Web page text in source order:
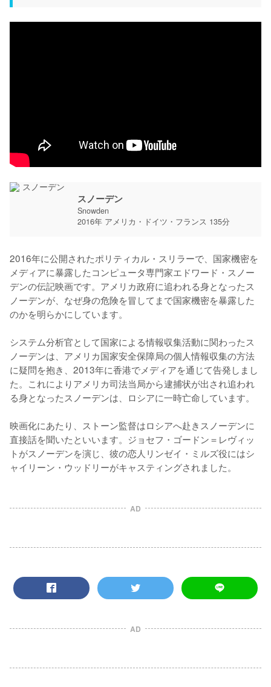
スノーデン
Snowden
2016年 アメリカ・ドイツ・フランス 135分
2016年に公開されたポリティカル・スリラーで、国家機密を
メディアに暴露したコンピュータ専門家エドワード・スノー
デンの伝記映画です。アメリカ政府に追われる身となったス
ノーデンが、なぜ身の危険を冒してまで国家機密を暴露した
のかを明らかにしています。
システム分析官として国家による情報収集活動に関わったス
ノーデンは、アメリカ国家安全保障局の個人情報収集の方法
に疑問を抱き、2013年に香港でメディアを通じて告発しまし
た。これによりアメリカ司法当局から逮捕状が出され追われ
る身となったスノーデンは、ロシアに一時亡命しています。
映画化にあたり、ストーン監督はロシアへ赴きスノーデンに
直接話を聞いたといいます。ジョセフ・ゴードン＝レヴィッ
トがスノーデンを演じ、彼の恋人リンゼイ・ミルズ役にはシ
ャイリーン・ウッドリーがキャスティングされました。
AD
AD